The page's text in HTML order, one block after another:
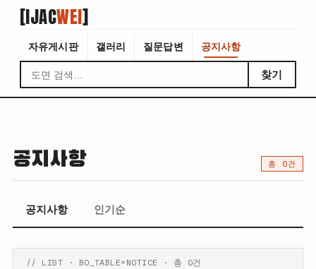
[IJACWEI]
자유게시판 갤러리 질문답변 공지사항
찾기
공지사항 총 0건
공지사항 인기순
// LIST · BO_TABLE=NOTICE · 총 0건